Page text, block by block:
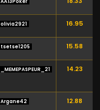
olivia2921 16.95
tsetse1205 15.58
_MEMEPASPEUR_21 14.23
Argane42 12.88